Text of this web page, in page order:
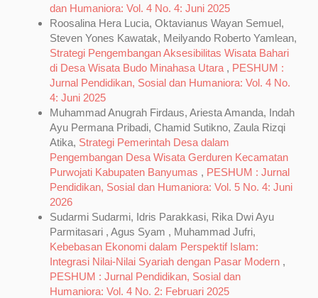
dan Humaniora: Vol. 4 No. 4: Juni 2025
Roosalina Hera Lucia, Oktavianus Wayan Semuel,
Steven Yones Kawatak, Meilyando Roberto Yamlean,
Strategi Pengembangan Aksesibilitas Wisata Bahari
di Desa Wisata Budo Minahasa Utara , PESHUM :
Jurnal Pendidikan, Sosial dan Humaniora: Vol. 4 No.
4: Juni 2025
Muhammad Anugrah Firdaus, Ariesta Amanda, Indah
Ayu Permana Pribadi, Chamid Sutikno, Zaula Rizqi
Atika, Strategi Pemerintah Desa dalam
Pengembangan Desa Wisata Gerduren Kecamatan
Purwojati Kabupaten Banyumas , PESHUM : Jurnal
Pendidikan, Sosial dan Humaniora: Vol. 5 No. 4: Juni
2026
Sudarmi Sudarmi, Idris Parakkasi, Rika Dwi Ayu
Parmitasari , Agus Syam , Muhammad Jufri,
Kebebasan Ekonomi dalam Perspektif Islam:
Integrasi Nilai-Nilai Syariah dengan Pasar Modern ,
PESHUM : Jurnal Pendidikan, Sosial dan
Humaniora: Vol. 4 No. 2: Februari 2025